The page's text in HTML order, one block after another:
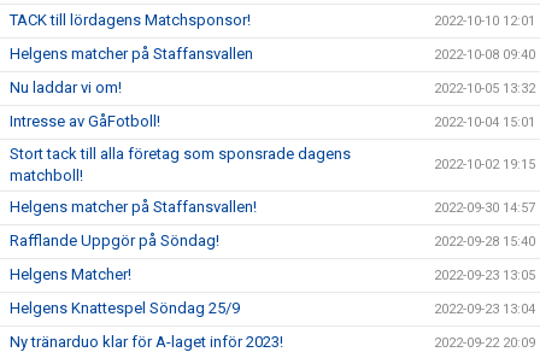
TACK till lördagens Matchsponsor! 2022-10-10 12:01
Helgens matcher på Staffansvallen 2022-10-08 09:40
Nu laddar vi om! 2022-10-05 13:32
Intresse av GåFotboll! 2022-10-04 15:01
Stort tack till alla företag som sponsrade dagens
matchboll!
2022-10-02 19:15
Helgens matcher på Staffansvallen! 2022-09-30 14:57
Rafflande Uppgör på Söndag! 2022-09-28 15:40
Helgens Matcher! 2022-09-23 13:05
Helgens Knattespel Söndag 25/9 2022-09-23 13:04
Ny tränarduo klar för A-laget inför 2023! 2022-09-22 20:09